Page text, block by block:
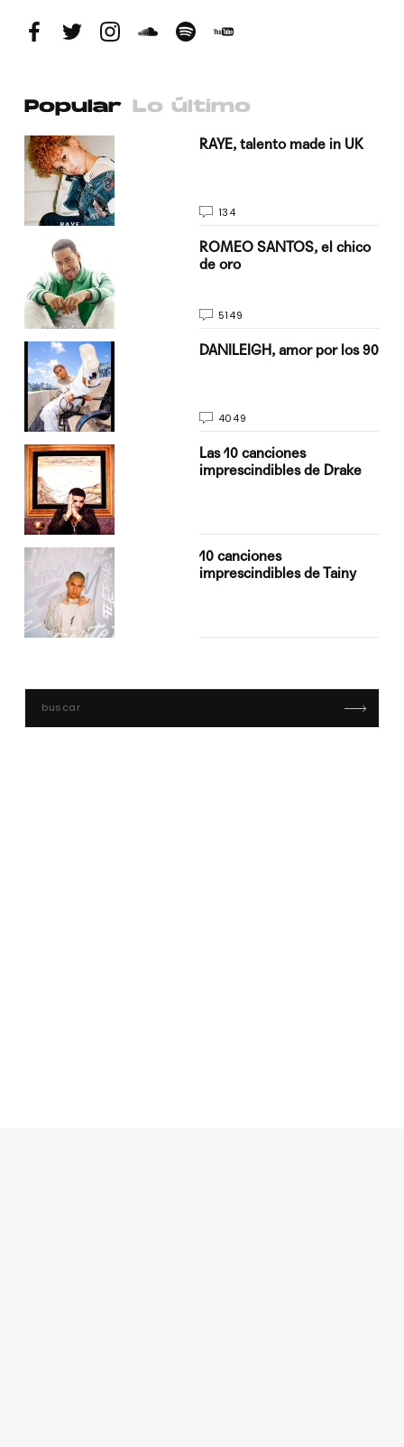
Popular Lo último
RAYE, talento made in UK
134
ROMEO SANTOS, el chico
de oro
5149
DANILEIGH, amor por los 90
4049
Las 10 canciones
imprescindibles de Drake
10 canciones
imprescindibles de Tainy